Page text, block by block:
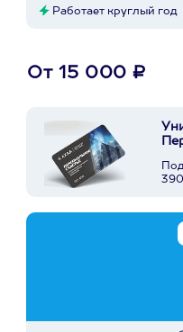
Работает круглый год
От 15 000 ₽